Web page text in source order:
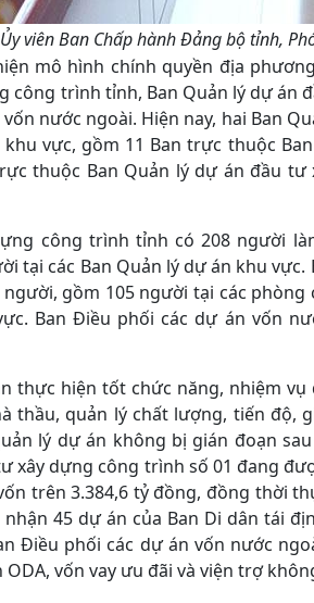
viên Ban Chấp hành Đảng bộ tỉnh,
mô hình chính quyền địa
công trình tỉnh, Ban Quản lý dự án
nước ngoài. Hiện nay, hai Ban
vực, gồm 11 Ban trực thuộc
thuộc Ban Quản lý dự án đầu tư
công trình tỉnh có 208 người
tại các Ban Quản lý dự án khu vực.
gồm 105 người tại các phòng
Ban Điều phối các dự án vốn
thực hiện tốt chức năng, nhiệm vụ
thầu, quản lý chất lượng, tiến độ,
lý dự án không bị gián đoạn
xây dựng công trình số 01 đang
trên 3.384,6 tỷ đồng, đồng thời
45 dự án của Ban Di dân tái
Điều phối các dự án vốn nước
vốn vay ưu đãi và viện trợ